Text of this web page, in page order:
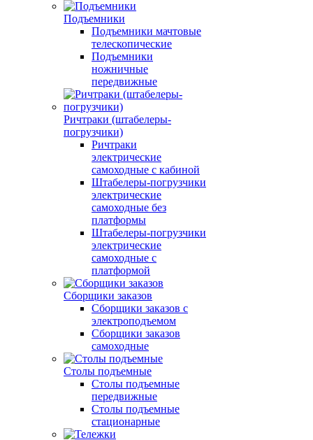
Подъемники
Подъемники мачтовые
телескопические
Подъемники
ножничные
передвижные
Ричтраки (штабелеры-
погрузчики)
Ричтраки
электрические
самоходные с кабиной
Штабелеры-погрузчики
электрические
самоходные без
платформы
Штабелеры-погрузчики
электрические
самоходные с
платформой
Сборщики заказов
Сборщики заказов с
электроподъемом
Сборщики заказов
самоходные
Столы подъемные
Столы подъемные
передвижные
Столы подъемные
стационарные